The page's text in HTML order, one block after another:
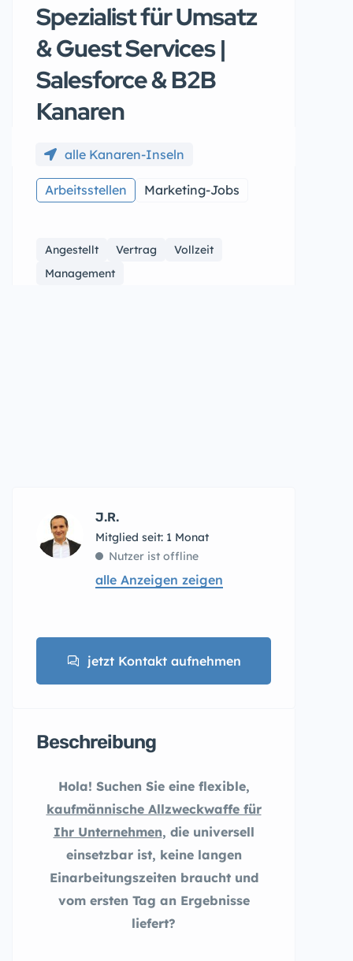
Spezialist für Umsatz
& Guest Services |
Salesforce & B2B
Kanaren
alle Kanaren-Inseln
Arbeitsstellen Marketing-Jobs
Angestellt Vertrag
Vollzeit
Management
J.R.
Mitglied seit: 1 Monat
Nutzer ist offline
alle Anzeigen zeigen
jetzt Kontakt aufnehmen
Beschreibung
Hola! Suchen Sie eine flexible,
kaufmännische Allzweckwaffe für
Ihr Unternehmen, die universell
einsetzbar ist, keine langen
Einarbeitungszeiten braucht und
vom ersten Tag an Ergebnisse
liefert?